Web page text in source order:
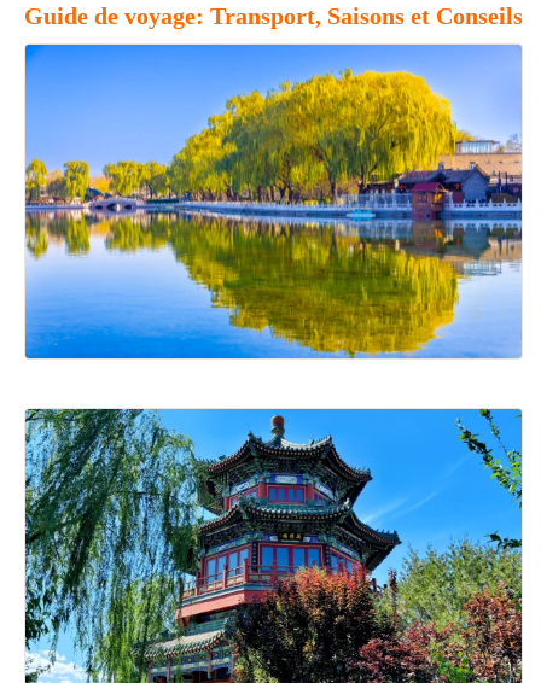
Guide de voyage: Transport, Saisons et Conseils